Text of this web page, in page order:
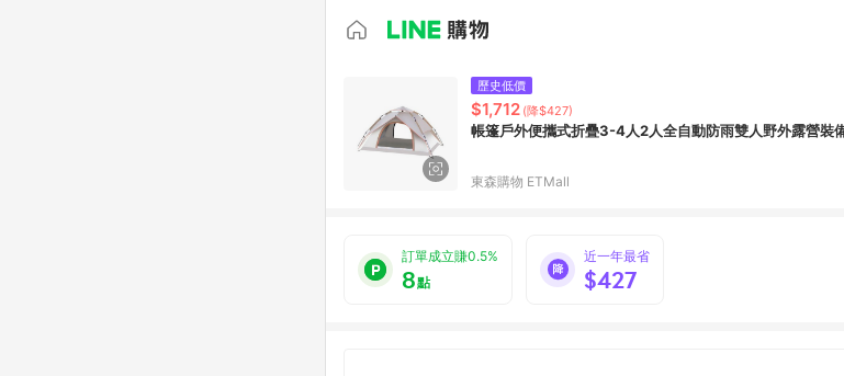
歷史低價
$1,712 (降$427)
帳篷戶外便攜式折疊3-4人2人全自動防雨雙人野外露營裝
東森購物 ETMall
訂單成立賺0.5%
8點
近一年最省
$427